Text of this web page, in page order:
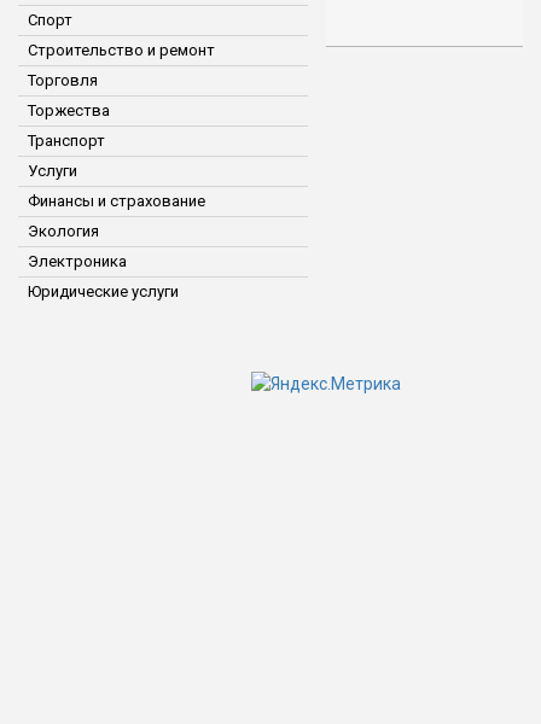
Спорт
Строительство и ремонт
Торговля
Торжества
Транспорт
Услуги
Финансы и страхование
Экология
Электроника
Юридические услуги